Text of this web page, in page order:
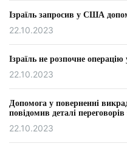
Ізраїль запросив у США
22.10.2023
Ізраїль не розпочне
22.10.2023
Допомога у поверненні
повідомив деталі
22.10.2023